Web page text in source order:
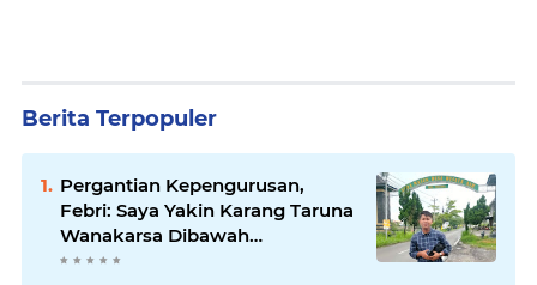
Berita Terpopuler
Pergantian Kepengurusan,
Febri: Saya Yakin Karang Taruna
Wanakarsa Dibawah
Kepemimpinan Bung Entus